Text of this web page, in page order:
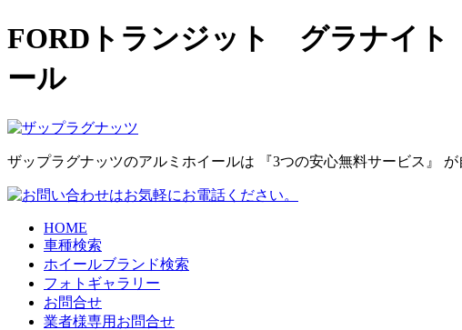
FORDトランジット グラナイ
ール
ザップラグナッツのアルミホイールは 『3つの安心無料サービス』 が
HOME
車種検索
ホイールブランド検索
フォトギャラリー
お問合せ
業者様専用お問合せ